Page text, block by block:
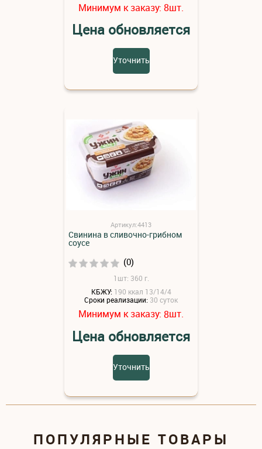
Минимум к заказу: 8шт.
Цена обновляется
Уточнить
Артикул:4413
Свинина в сливочно-грибном
соусе
(0)
1шт: 360 г.
КБЖУ: 190 ккал 13/14/4
Сроки реализации: 30 суток
Минимум к заказу: 8шт.
Цена обновляется
Уточнить
ПОПУЛЯРНЫЕ ТОВАРЫ